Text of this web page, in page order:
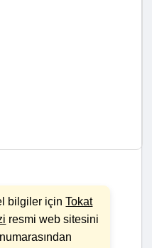
bilgiler içinTokat
resmi web sitesini
numarasından